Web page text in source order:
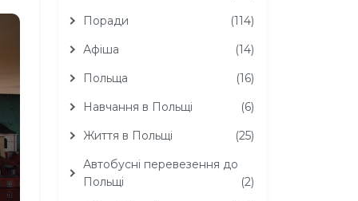
Поради
(114)
Афіша
(14)
Польща
(16)
Навчання в Польщі
(6)
Життя в Польщі
(25)
Автобусні перевезення до
Польщі
(2)